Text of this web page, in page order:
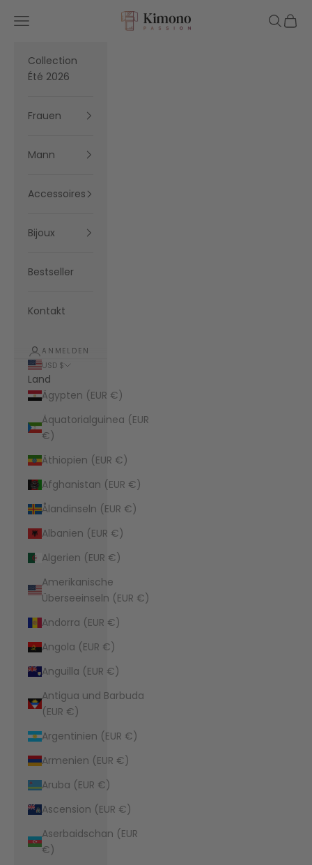
Kimono Passion
Menü Suchen
Collection
Été 2026
Frauen
Mann
Accessoires
Bijoux
Bestseller
Kontakt
ANMELDEN
USD $
Land
Ägypten (EUR €)
Äquatorialguinea (EUR
€)
Äthiopien (EUR €)
Afghanistan (EUR €)
Ålandinseln (EUR €)
Albanien (EUR €)
Algerien (EUR €)
Amerikanische
Überseeinseln (EUR €)
Andorra (EUR €)
Angola (EUR €)
Anguilla (EUR €)
Antigua und Barbuda
(EUR €)
Argentinien (EUR €)
Armenien (EUR €)
Aruba (EUR €)
Ascension (EUR €)
Aserbaidschan (EUR
€)